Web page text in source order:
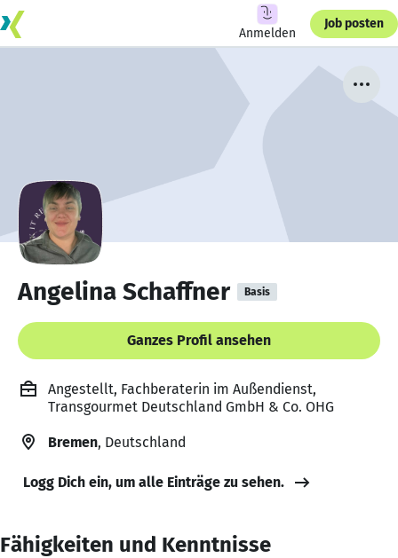
Anmelden
Job posten
Angelina Schaffner Basis
Ganzes Profil ansehen
Angestellt, Fachberaterin im Außendienst,
Transgourmet Deutschland GmbH & Co. OHG
Bremen, Deutschland
Logg Dich ein, um alle Einträge zu sehen.
Fähigkeiten und Kenntnisse